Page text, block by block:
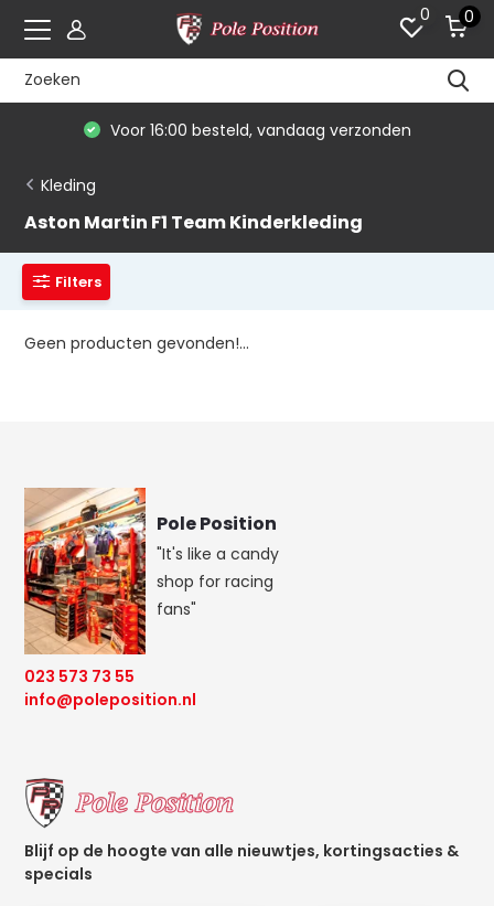
0 0
Voor 16:00 besteld, vandaag verzonden
Kleding
Aston Martin F1 Team Kinderkleding
Filters
Geen producten gevonden!...
Pole Position
"It's like a candy
shop for racing
fans"
023 573 73 55
info@poleposition.nl
Blijf op de hoogte van alle nieuwtjes, kortingsacties &
specials